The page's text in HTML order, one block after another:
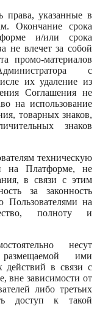
права, указанные в
Окончание срока
и/или срока
не влечет за собой
промо-материалов
с
их удаление из
Соглашения не
на использование
товарных знаков,
знаков
техническую
на Платформе, не
в связи с этим
за законность
на
полноту и
несут
ими
действий в связи с
вне зависимости от
либо третьих
доступ к такой